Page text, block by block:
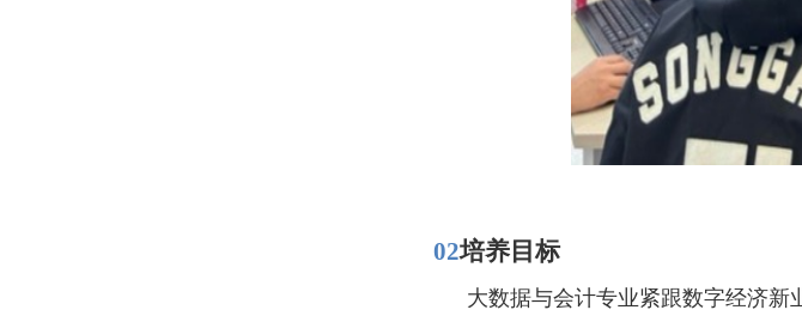
02培养目标
大数据与会计专业紧跟数字经济